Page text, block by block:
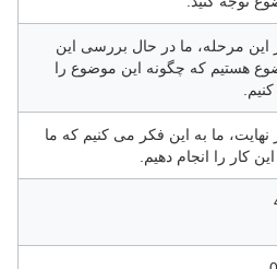
این مرحله، ما در حال بررسی این
هستیم که چگونه این موضوع را
نهایت، ما به این فکر می کنیم که ما
این کار را انجام دهیم.